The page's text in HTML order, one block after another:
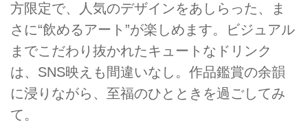
方限定で、人気のデザインをあしらった、ま
さに“飲めるアート”が楽しめます。ビジュアル
までこだわり抜かれたキュートなドリンク
は、SNS映えも間違いなし。作品鑑賞の余韻
に浸りながら、至福のひとときを過ごしてみ
て。